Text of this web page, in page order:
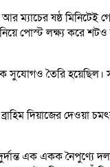
ষষ্ঠ মিনিটেই
পোস্ট লক্ষ্য করে শটও
সুযোগও তৈরি
দিয়াজের দেওয়া
এক একক